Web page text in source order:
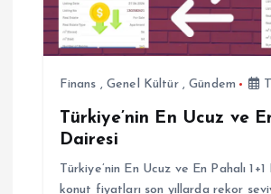
e
Finans ,Genel Kültür,Gündem
Türkiye’nin En Ucuz ve
Dairesi
Türkiye’nin En Ucuz ve En Pahalı
konut fiyatları son yıllarda rekor